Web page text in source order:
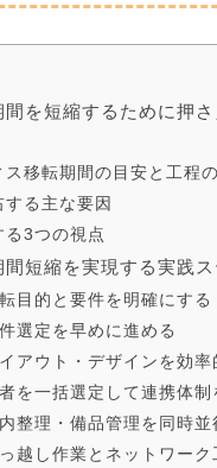
を短縮するために押さ
ス移転期間の目安と工程
る主な要因
る3つの視点
間短縮を実現する実践
目的と要件を明確にする
選定を早めに進める
アウト・デザインを効率
を一括選定して連携体制
整理・備品管理を同時並
越し作業とネットワーク